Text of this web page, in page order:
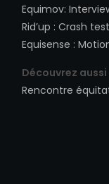
Equimov:
Rid’up : Crash
Equisense :
Découvrez aussi
Rencontre